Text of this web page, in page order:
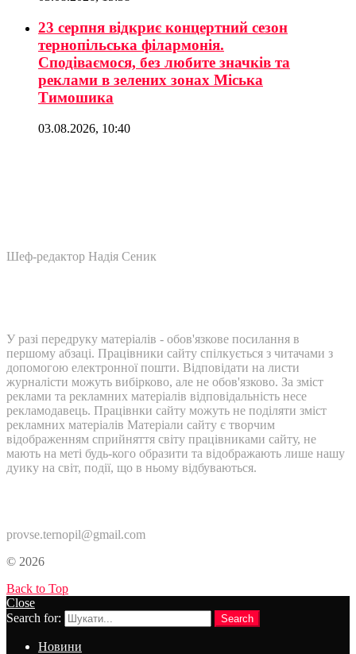
23 серпня відкриє концертний сезон
тернопільська філармонія.
Сподіваємося, без любите значків та
реклами в зелених зонах Міська
Тимошика
03.08.2026, 10:40
Шеф-редактор Надія Сеник
У разі передруку матеріалів - обов'язкове посилання в
першому абзаці. Працівники сайту спілкується з читачами з
допомогою електронної пошти. Відповідати на листи
журналісти можуть вибірково, але не обов'язково. За зміст
реклами та рекламних матеріалів відповідальність несе
рекламодавець. Працівнки сайту можуть не поділяти зміст
рекламних матеріалів Матеріали сайту є творчим
відображенням сприйняття світу працівниками сайту, не
мають на меті будь-кого образити та відображають лише нашу
дуику на світ, події, що в ньому відбуваються.
provse.ternopil@gmail.com
© 2026
Back to Top
Close
Search for:
Search
Новини